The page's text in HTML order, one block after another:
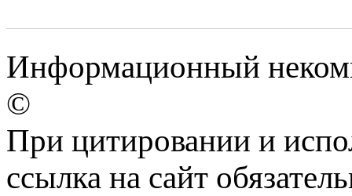
Информационный
©
При цитировании и
ссылка на сайт